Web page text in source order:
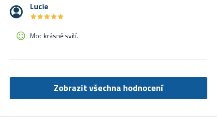
Lucie
★★★★★
★★★★★
Moc krásně svítí.
Zobrazit všechna hodnocení